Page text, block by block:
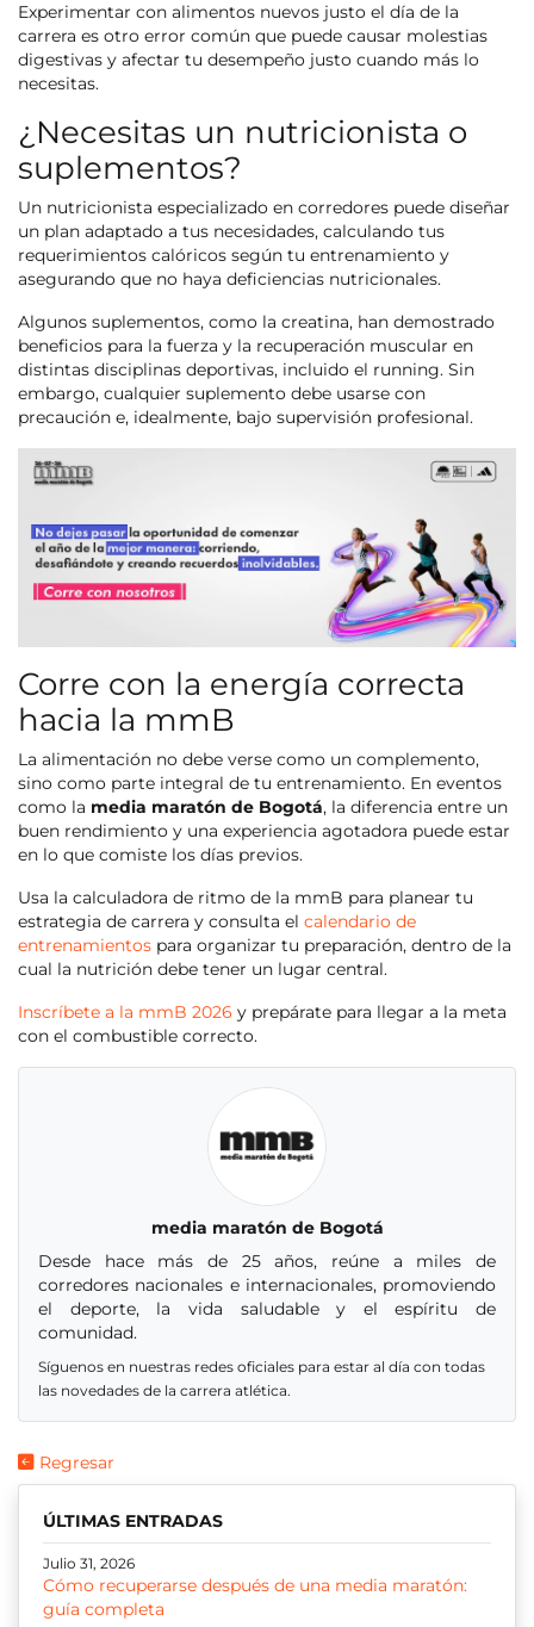
Experimentar con alimentos nuevos justo el día de la
carrera es otro error común que puede causar molestias
digestivas y afectar tu desempeño justo cuando más lo
necesitas.
¿Necesitas un nutricionista o
suplementos?
Un nutricionista especializado en corredores puede diseñar
un plan adaptado a tus necesidades, calculando tus
requerimientos calóricos según tu entrenamiento y
asegurando que no haya deficiencias nutricionales.
Algunos suplementos, como la creatina, han demostrado
beneficios para la fuerza y la recuperación muscular en
distintas disciplinas deportivas, incluido el running. Sin
embargo, cualquier suplemento debe usarse con
precaución e, idealmente, bajo supervisión profesional.
Corre con la energía correcta
hacia la mmB
La alimentación no debe verse como un complemento,
sino como parte integral de tu entrenamiento. En eventos
como la media maratón de Bogotá, la diferencia entre un
buen rendimiento y una experiencia agotadora puede estar
en lo que comiste los días previos.
Usa la calculadora de ritmo de la mmB para planear tu
estrategia de carrera y consulta el calendario de
entrenamientos para organizar tu preparación, dentro de la
cual la nutrición debe tener un lugar central.
Inscríbete a la mmB 2026 y prepárate para llegar a la meta
con el combustible correcto.
media maratón de Bogotá
Desde hace más de 25 años, reúne a miles de
corredores nacionales e internacionales, promoviendo
el deporte, la vida saludable y el espíritu de
comunidad.
Síguenos en nuestras redes oficiales para estar al día con todas
las novedades de la carrera atlética.
Regresar
ÚLTIMAS ENTRADAS
Julio 31, 2026
Cómo recuperarse después de una media maratón:
guía completa